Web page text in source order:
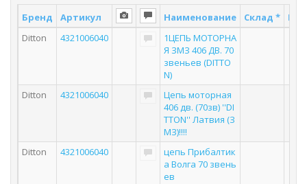
Бренд Артикул Наименование Склад *
Ditton
4321006040
1ЦЕПЬ МОТОРНА
Я ЗМЗ 406 ДВ. 70
звеньев (DITTO
N)
Ditton 4321006040
Цепь моторная
406 дв. (70зв) ''DI
TTON'' Латвия (З
МЗ)!!!!
Ditton 4321006040
цепь Прибалтик
а Волга 70 звень
ев